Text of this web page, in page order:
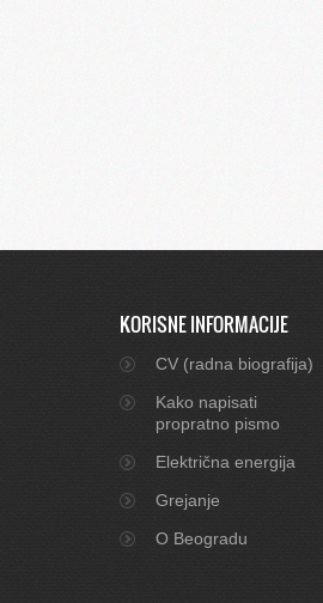
KORISNE INFORMACIJE
CV (radna biografija)
Kako napisati
propratno pismo
Električna energija
Grejanje
O Beogradu